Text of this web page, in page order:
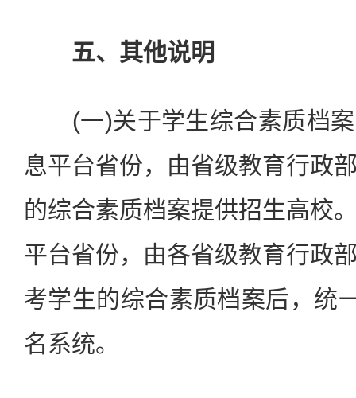
五、其他说明
(一)关于学生综合素质档案
息平台省份，由省级教育行政
的综合素质档案提供招生高校
平台省份，由各省级教育行政
考学生的综合素质档案后，统
名系统。